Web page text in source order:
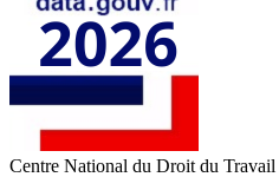
Centre National du Droit du Travail